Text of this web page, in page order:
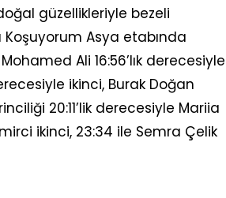
güzellikleriyle bezeli
Asya etabında
Ali 16:56’lık derecesiyle
ikinci, Burak Doğan
20:11’lik derecesiyle Mariia
ikinci, 23:34 ile Semra Çelik